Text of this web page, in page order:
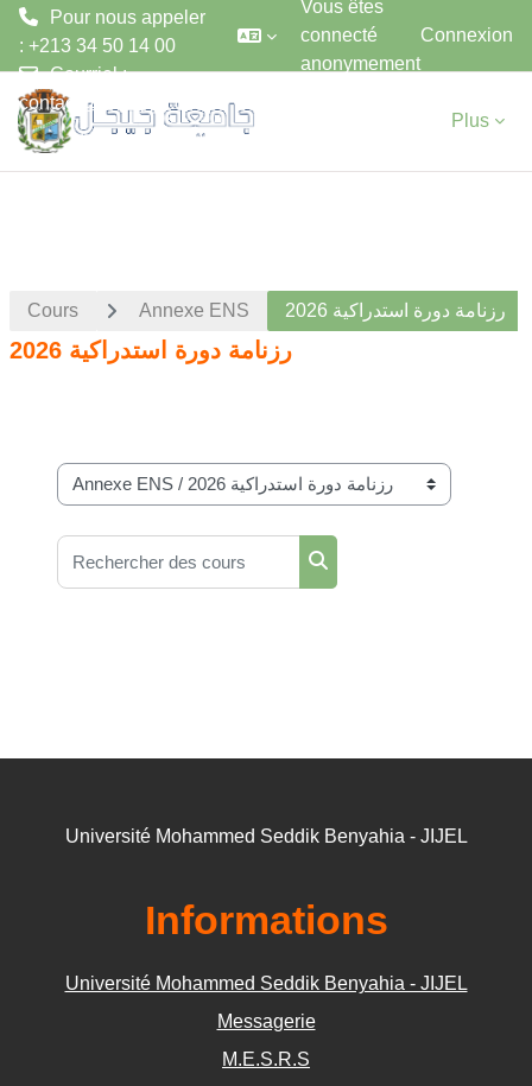
Pour nous appeler
: +213 34 50 14 00
Courriel :
contact@univ-jijel.dz
Vous êtes
connecté
anonymement
Connexion
Plus
Cours Annexe ENS رزنامة دورة استدراكية 2026
رزنامة دورة استدراكية 2026
Catégories de cours
Rechercher des cours
Rechercher des cours
Université Mohammed Seddik Benyahia - JIJEL
Informations
Université Mohammed Seddik Benyahia - JIJEL
Messagerie
M.E.S.R.S